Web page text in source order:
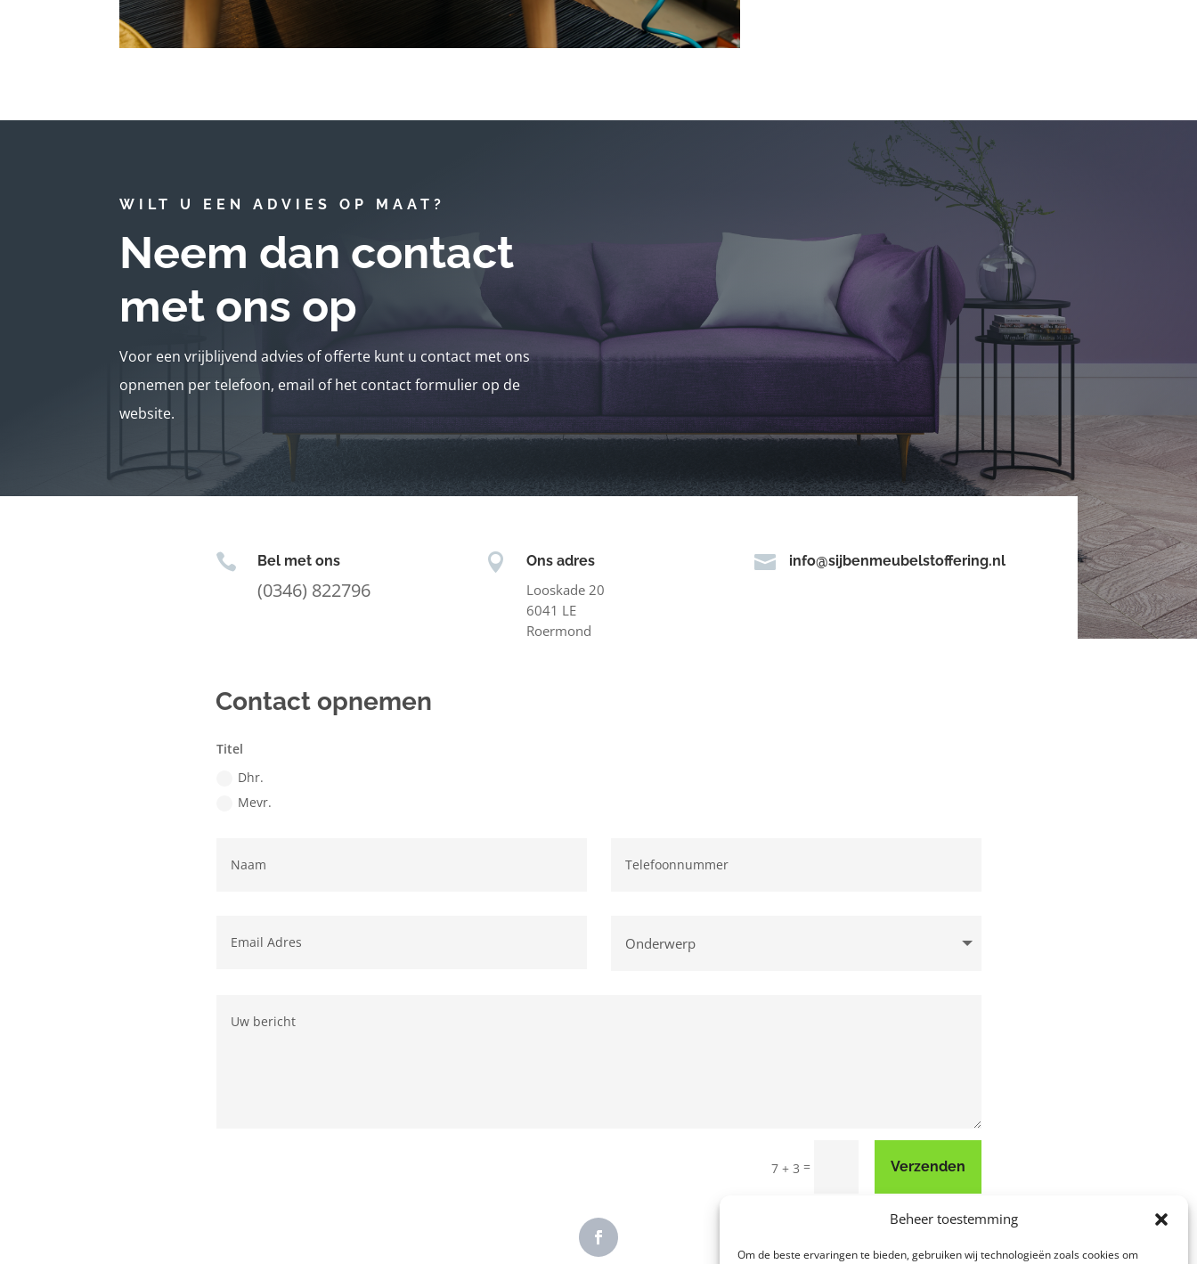
Beheer toestemming
Om de beste ervaringen te bieden, gebruiken wij technologieën zoals cookies om
WILT U EEN ADVIES OP MAAT?
Neem dan contact
met ons op
Voor een vrijblijvend advies of offerte kunt u contact met ons
opnemen per telefoon, email of het contact formulier op de
website.
 Bel met ons
(0346) 822796
 Ons adres
Looskade 20
6041 LE
Roermond
 info@sijbenmeubelstoffering.nl
Contact opnemen
Titel
Dhr.
Mevr.
7 + 3 = Verzenden